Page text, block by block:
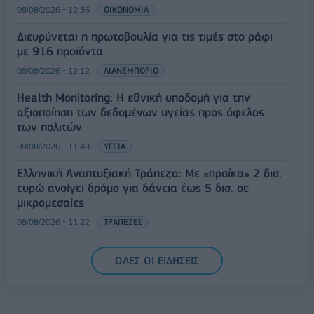
08/08/2026 - 12:36 ΟΙΚΟΝΟΜΙΑ
Διευρύνεται η πρωτοβουλία για τις τιμές στο ράφι
με 916 προϊόντα
08/08/2026 - 12:12 ΛΙΑΝΕΜΠΟΡΙΟ
Health Monitoring: Η εθνική υποδομή για την
αξιοποίηση των δεδομένων υγείας προς όφελος
των πολιτών
08/08/2026 - 11:48 ΥΓΕΙΑ
Ελληνική Αναπτυξιακή Τράπεζα: Με «προίκα» 2 δισ.
ευρώ ανοίγει δρόμο για δάνεια έως 5 δισ. σε
μικρομεσαίες
08/08/2026 - 11:22 ΤΡΑΠΕΖΕΣ
5G παντού, 6G στον ορίζοντα: Πού βρίσκεται η
Ελλάδα στη μεγάλη τεχνολογική μετάβαση
ΟΛΕΣ ΟΙ ΕΙΔΗΣΕΙΣ